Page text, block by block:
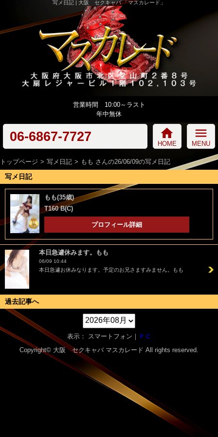
写メ日記 | 大阪 セクキャバ 「マスカレード」
営業時間 10:00～ラスト
年中無休
06-6867-7727 home
HOME
menu
MENU
トップページ 写メ日記 もも さんの26/06/09の写メ日記
写メ日記
もも(35歳)
T160 B(C)
プロフィール詳細
本日急遽休みます。もも
06/09 10:44
本日急遽お休みなります。予定のお兄さますみません。もも
過去記事へ
表示： スマートフォン｜ ＰＣ
Copyright© 大阪 セクキャバ マスカレード All rights reserved.